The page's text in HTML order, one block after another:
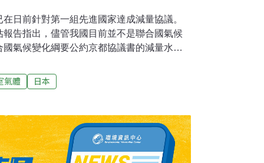
日前針對第一組先進國家達成減量協議。
告指出，儘管我國目前並不是聯合國氣候
氣候變化綱要公約京都協議書的減量水準
縮34%以上，對台灣經濟成長勢將造成重
京都議定書對國內經濟造成的重大影響，
的衝擊方面，則是調整產業結構，尤其是
、鋼鐵、石化等產業，轉以內銷及支持國
則是藉提高能源效率，減低能源的需求。
氣體 日本